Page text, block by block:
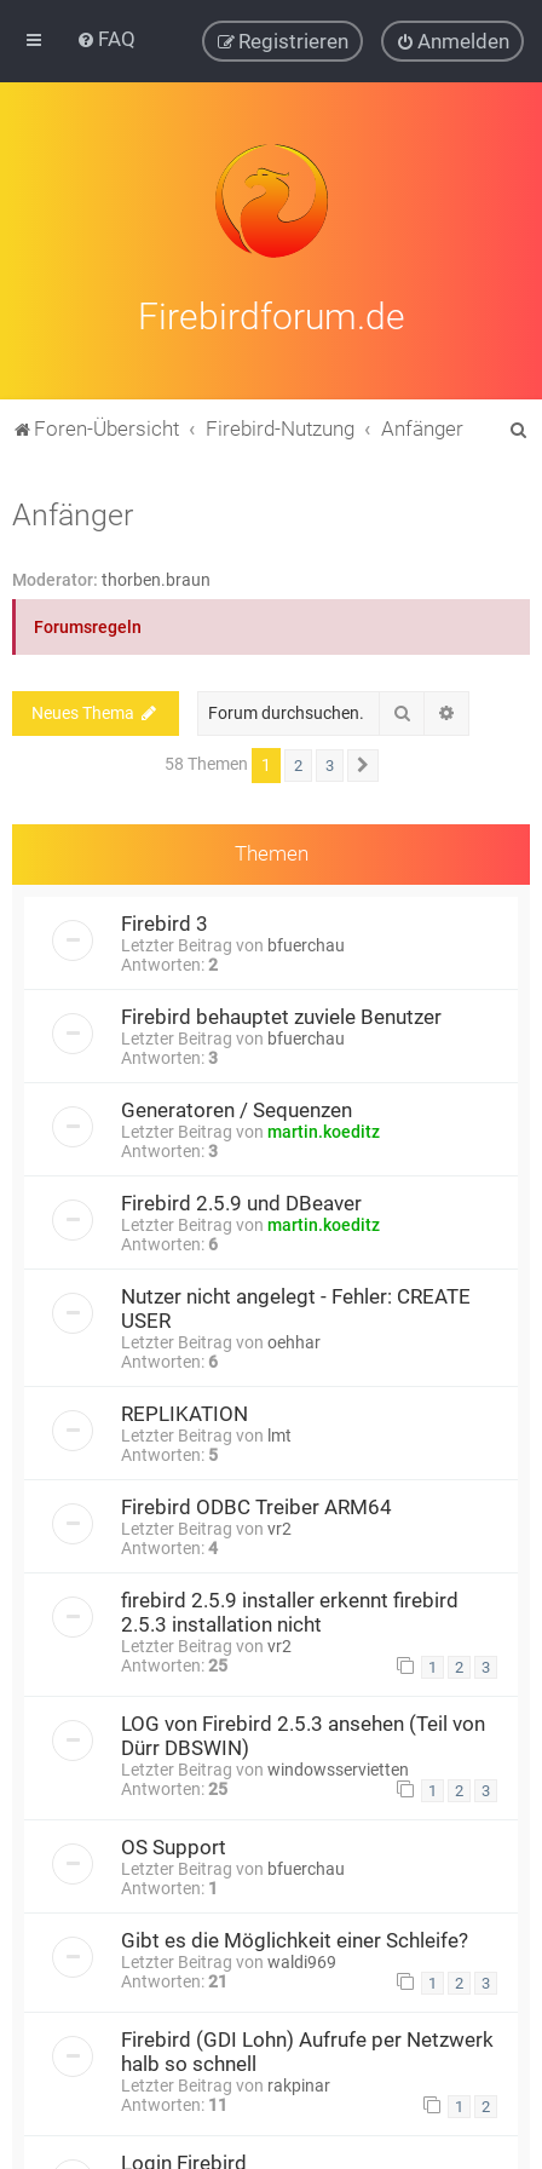
FAQ Anmelden
Registrieren
Firebirdforum.de
Foren-Übersicht Firebird-Nutzung Anfänger
Anfänger
Moderator: thorben.braun
Forumsregeln
Neues Thema Suche
58 Themen 1 2 3
Themen
Firebird 3
Letzter Beitrag von bfuerchau
Antworten:2
Firebird behauptet zuviele Benutzer
Letzter Beitrag von bfuerchau
Antworten:3
Generatoren / Sequenzen
Letzter Beitrag von martin.koeditz
Antworten:3
Firebird 2.5.9 und DBeaver
Letzter Beitrag von martin.koeditz
Antworten: 6
Nutzer nicht angelegt - Fehler: CREATE
USER
Letzter Beitrag von oehhar
Antworten: 6
REPLIKATION
Letzter Beitrag von lmt
Antworten: 5
Firebird ODBC Treiber ARM64
Letzter Beitrag von vr2
Antworten:4
firebird 2.5.9 installer erkennt firebird
2.5.3 installation nicht
Letzter Beitrag von vr2
Antworten:25 1 2 3
LOG von Firebird 2.5.3 ansehen (Teil von
Dürr DBSWIN)
Letzter Beitrag von windowsservietten
Antworten:25 1 2 3
OS Support
Letzter Beitrag von bfuerchau
Antworten: 1
Gibt es die Möglichkeit einer Schleife?
Letzter Beitrag von waldi969
Antworten:21 1 2 3
Firebird (GDI Lohn) Aufrufe per Netzwerk
halb so schnell
Letzter Beitrag von rakpinar
Antworten: 11 1 2
Login Firebird